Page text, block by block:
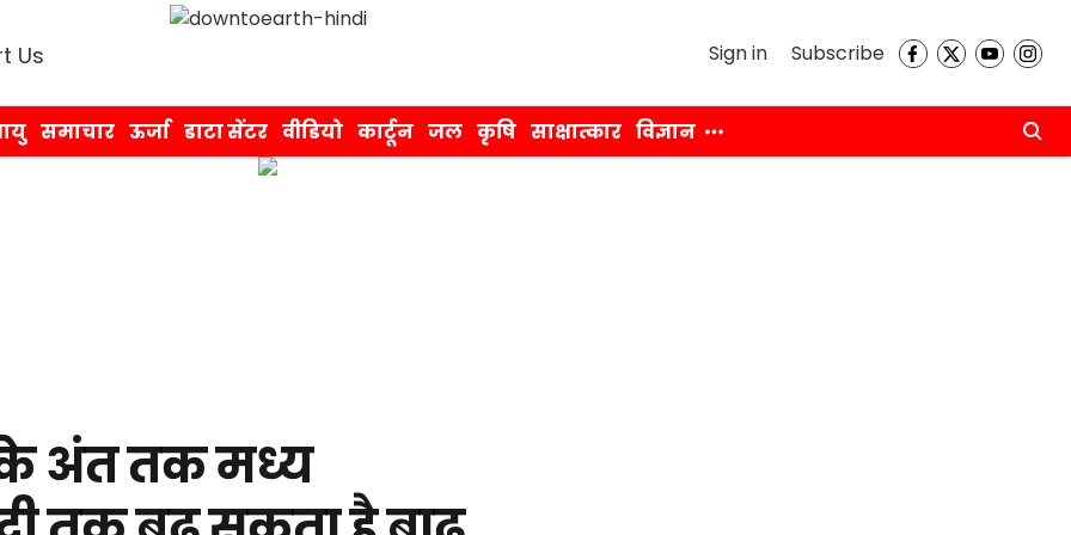
Us Sign in Subscribe
समाचार ऊर्जा डाटा सेंटर वीडियो कार्टून जल कृषि साक्षात्कार विज्ञान
अंत तक मध्य